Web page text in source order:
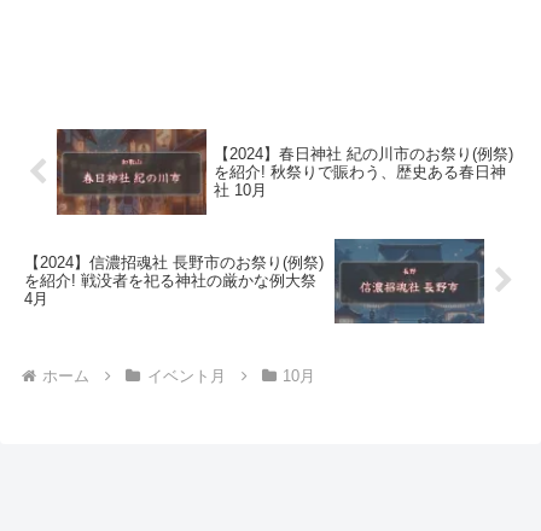
【2024】春日神社 紀の川市のお祭り(例祭)
を紹介! 秋祭りで賑わう、歴史ある春日神
社 10月
【2024】信濃招魂社 長野市のお祭り(例祭)
を紹介! 戦没者を祀る神社の厳かな例大祭
4月
ホーム イベント月 10月